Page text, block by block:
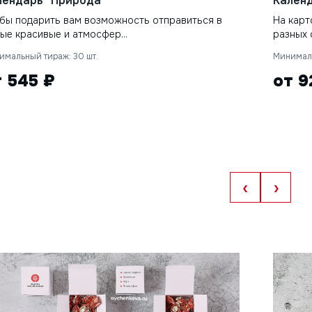
подарить вам возможность отправиться в
красивые и атмосфер...
тираж: 30 шт.
545 ₽
На
разных
от
‹ ›